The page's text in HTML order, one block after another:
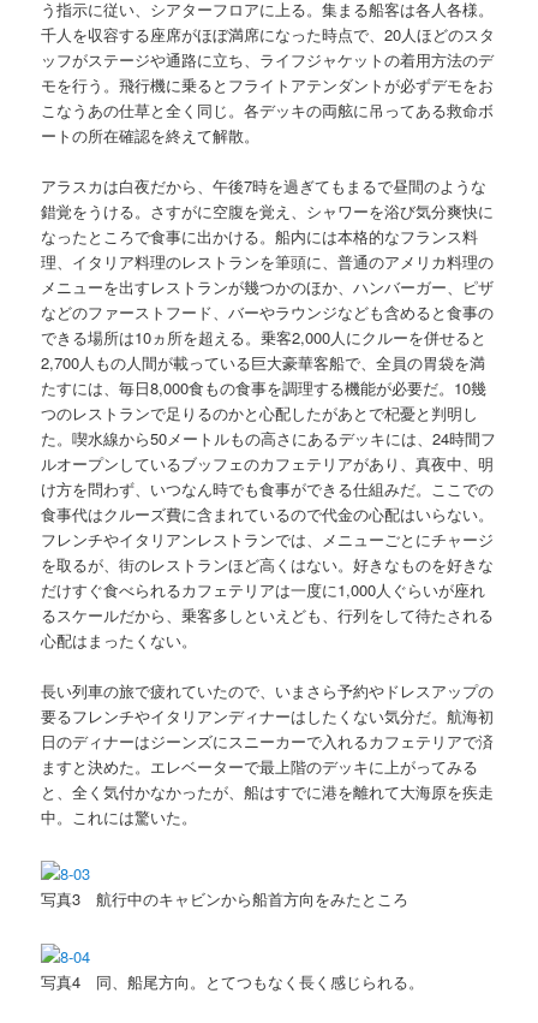
う指示に従い、シアターフロアに上る。集まる船客は各人各様。
千人を収容する座席がほぼ満席になった時点で、20人ほどのスタ
ッフがステージや通路に立ち、ライフジャケットの着用方法のデ
モを行う。飛行機に乗るとフライトアテンダントが必ずデモをお
こなうあの仕草と全く同じ。各デッキの両舷に吊ってある救命ボ
ートの所在確認を終えて解散。
アラスカは白夜だから、午後7時を過ぎてもまるで昼間のような
錯覚をうける。さすがに空腹を覚え、シャワーを浴び気分爽快に
なったところで食事に出かける。船内には本格的なフランス料
理、イタリア料理のレストランを筆頭に、普通のアメリカ料理の
メニューを出すレストランが幾つかのほか、ハンバーガー、ピザ
などのファーストフード、バーやラウンジなども含めると食事の
できる場所は10ヵ所を超える。乗客2,000人にクルーを併せると
2,700人もの人間が載っている巨大豪華客船で、全員の胃袋を満
たすには、毎日8,000食もの食事を調理する機能が必要だ。10幾
つのレストランで足りるのかと心配したがあとで杞憂と判明し
た。喫水線から50メートルもの高さにあるデッキには、24時間フ
ルオープンしているブッフェのカフェテリアがあり、真夜中、明
け方を問わず、いつなん時でも食事ができる仕組みだ。ここでの
食事代はクルーズ費に含まれているので代金の心配はいらない。
フレンチやイタリアンレストランでは、メニューごとにチャージ
を取るが、街のレストランほど高くはない。好きなものを好きな
だけすぐ食べられるカフェテリアは一度に1,000人ぐらいが座れ
るスケールだから、乗客多しといえども、行列をして待たされる
心配はまったくない。
長い列車の旅で疲れていたので、いまさら予約やドレスアップの
要るフレンチやイタリアンディナーはしたくない気分だ。航海初
日のディナーはジーンズにスニーカーで入れるカフェテリアで済
ますと決めた。エレベーターで最上階のデッキに上がってみる
と、全く気付かなかったが、船はすでに港を離れて大海原を疾走
中。これには驚いた。
写真3 航行中のキャビンから船首方向をみたところ
写真4 同、船尾方向。とてつもなく長く感じられる。